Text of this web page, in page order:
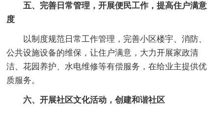
五、完善日常管理，开展便民工作，提高住户满意
度
以制度规范日常工作管理，完善小区楼宇、消防、
公共设施设备的维保，让住户满意，大力开展家政清
洁、花园养护、水电维修等有偿服务，在给业主提供优
质服务。
六、开展社区文化活动，创建和谐社区